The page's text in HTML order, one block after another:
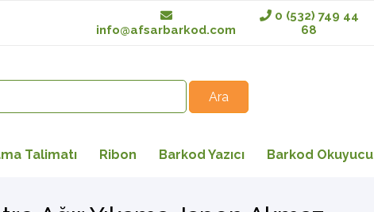
info@afsarbarkod.com
0 (532) 749 44
68
Talimatı Ribon Barkod Yazıcı Barkod Okuyucu